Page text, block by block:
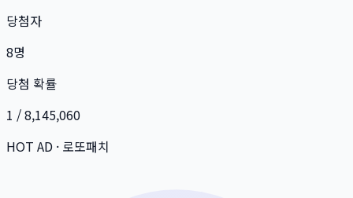
당첨자
8명
당첨 확률
1 / 8,145,060
HOT AD · 로또패치